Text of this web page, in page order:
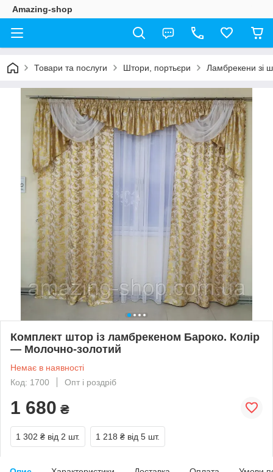
Amazing-shop
Товари та послуги Штори, портьєри Ламбрекени зі
Комплект штор із ламбрекеном Бароко. Колір
— Молочно-золотий
Немає в наявності
Код: 1700
Опт і роздріб
1 680 ₴
1 302 ₴ від 2 шт. 1 218 ₴ від 5 шт.